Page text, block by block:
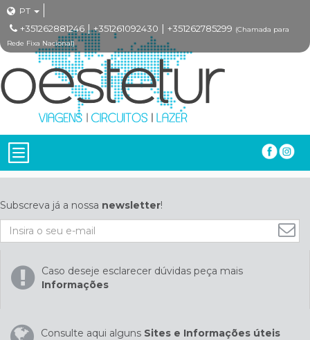
PT
+351262881246 |+351261092430 | +351262785299 (Chamada para
Rede Fixa Nacional)
Subscreva já a nossa newsletter!
Caso deseje esclarecer dúvidas peça mais
Informações
Consulte aqui alguns Sites e Informações úteis